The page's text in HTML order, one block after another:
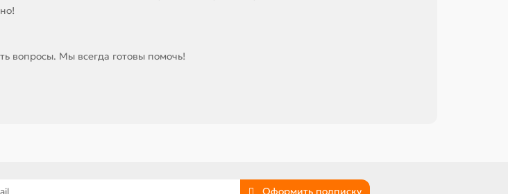
вопросы. Мы всегда готовы помочь!
Оформить подписку